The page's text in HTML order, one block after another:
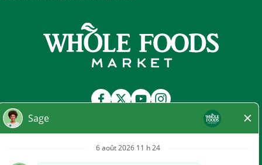
Chez Whole Foods Market, nous offrons une opportunité
d'emploi juste et égale à tous les membres de l'équipe et aux
candidats, quels que soient leur race, leur couleur, leur